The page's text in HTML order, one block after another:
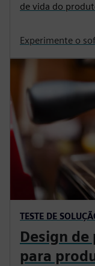
de vida do
Experimente o
TESTE DE
Design
para